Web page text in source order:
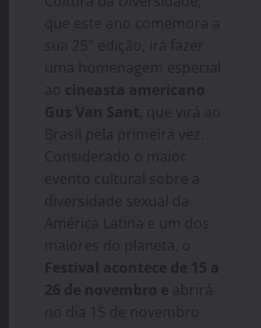
que este ano comemora a
sua 25° edição, irá fazer
uma homenagem especial
ao cineasta americano
Gus Van Sant , que virá ao
Brasil pela primeira vez.
Considerado o maior
evento cultural sobre a
diversidade sexual da
América Latina e um dos
maiores do planeta, o
Festival acontece de 15 a
26 de novembro e abrirá
no dia 15 de novembro